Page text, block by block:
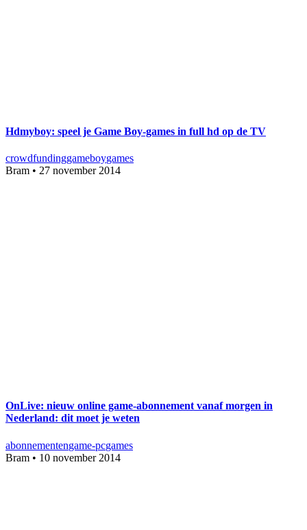
Hdmyboy: speel je Game Boy-games in full hd op de TV
crowdfundinggameboygames
Bram • 27 november 2014
OnLive: nieuw online game-abonnement vanaf morgen in
Nederland: dit moet je weten
abonnementengame-pcgames
Bram • 10 november 2014